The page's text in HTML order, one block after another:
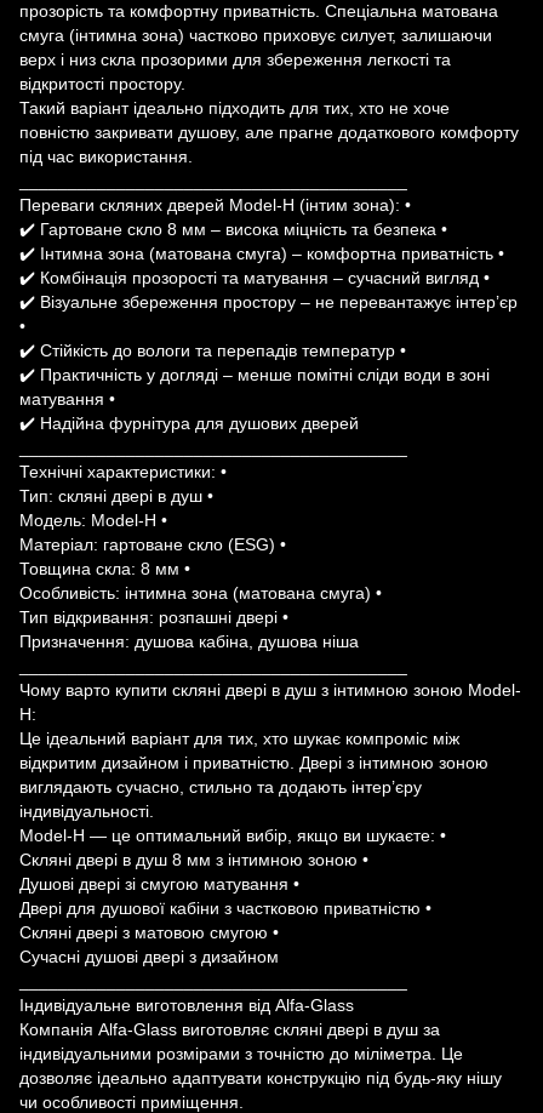
прозорість та комфортну приватність. Спеціальна матована
смуга (інтимна зона) частково приховує силует, залишаючи
верх і низ скла прозорими для збереження легкості та
відкритості простору.
Такий варіант ідеально підходить для тих, хто не хоче
повністю закривати душову, але прагне додаткового комфорту
під час використання.
Переваги скляних дверей Model-H (інтим зона): •
✔️ Гартоване скло 8 мм – висока міцність та безпека •
✔️ Інтимна зона (матована смуга) – комфортна приватність •
✔️ Комбінація прозорості та матування – сучасний вигляд •
✔️ Візуальне збереження простору – не перевантажує інтер’єр
•
✔️ Стійкість до вологи та перепадів температур •
✔️ Практичність у догляді – менше помітні сліди води в зоні
матування •
✔️ Надійна фурнітура для душових дверей
Технічні характеристики: •
Тип: скляні двері в душ •
Модель: Model-H •
Матеріал: гартоване скло (ESG) •
Товщина скла: 8 мм •
Особливість: інтимна зона (матована смуга) •
Тип відкривання: розпашні двері •
Призначення: душова кабіна, душова ніша
Чому варто купити скляні двері в душ з інтимною зоною Model-
H:
Це ідеальний варіант для тих, хто шукає компроміс між
відкритим дизайном і приватністю. Двері з інтимною зоною
виглядають сучасно, стильно та додають інтер’єру
індивідуальності.
Model-H — це оптимальний вибір, якщо ви шукаєте: •
Скляні двері в душ 8 мм з інтимною зоною •
Душові двері зі смугою матування •
Двері для душової кабіни з частковою приватністю •
Скляні двері з матовою смугою •
Сучасні душові двері з дизайном
Індивідуальне виготовлення від Alfa-Glass
Компанія Alfa-Glass виготовляє скляні двері в душ за
індивідуальними розмірами з точністю до міліметра. Це
дозволяє ідеально адаптувати конструкцію під будь-яку нішу
чи особливості приміщення.